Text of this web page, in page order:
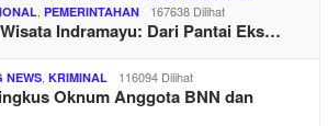
PEMERINTAHAN 167638 Dilihat
Indramayu: Dari Pantai Eks…
NEWS KRIMINAL 116094 Dilihat
Oknum Anggota BNN dan